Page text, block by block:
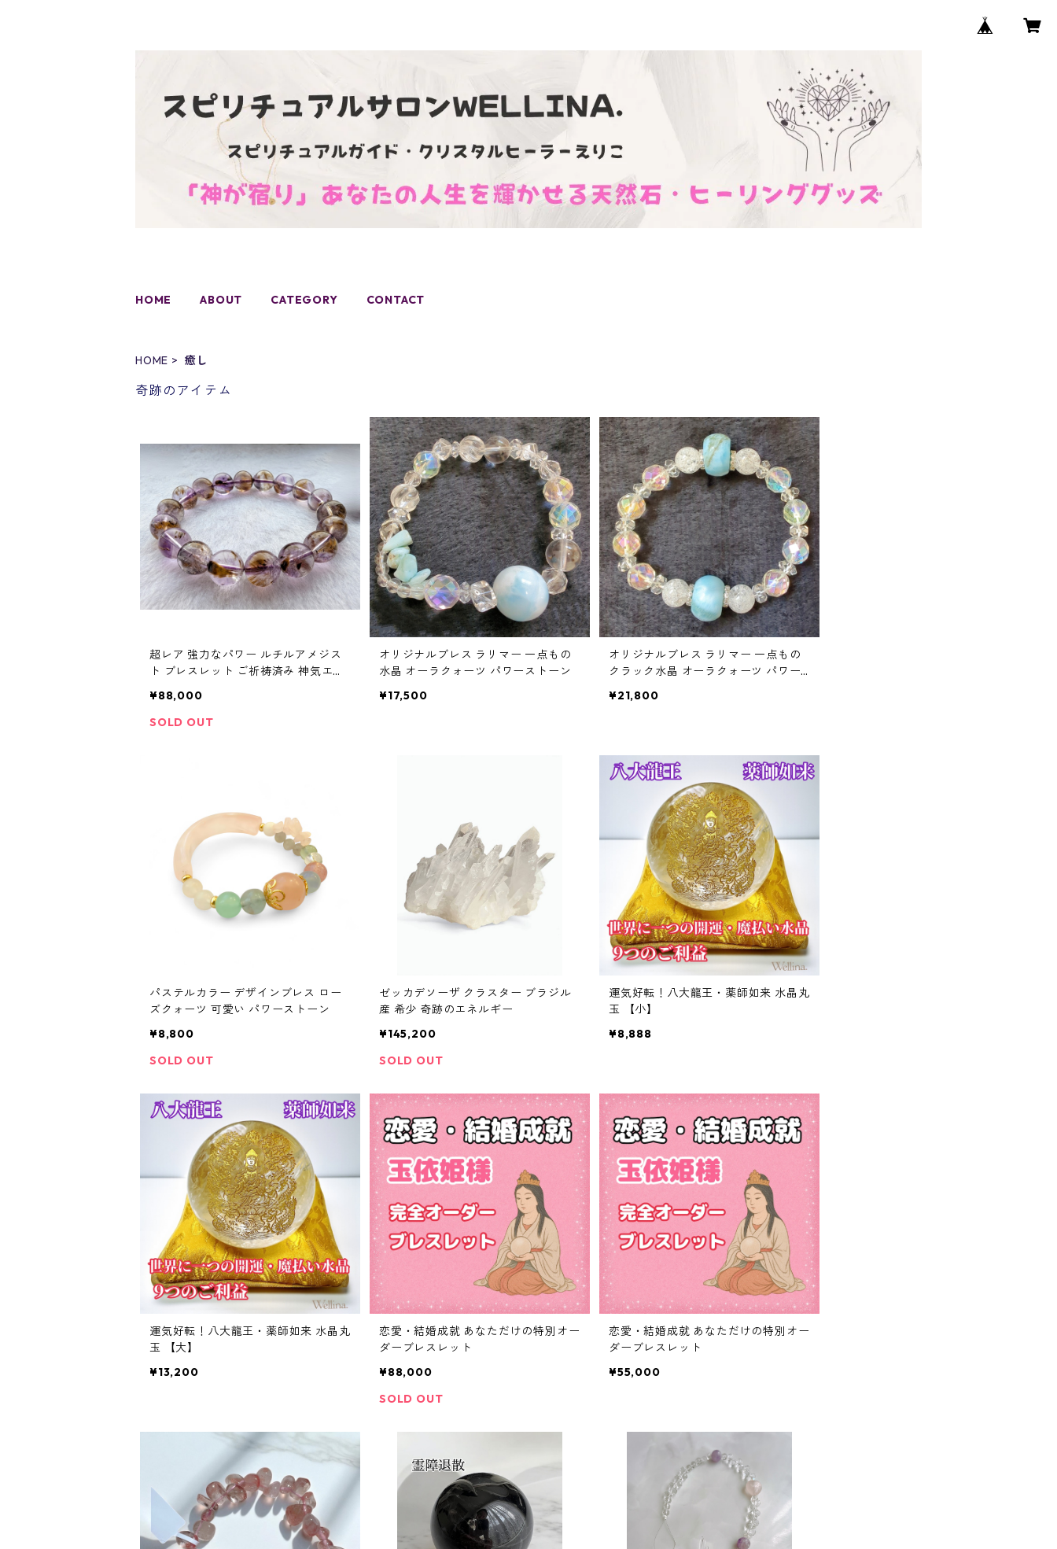
HOME ABOUT CATEGORY CONTACT
HOME 癒し
奇跡のアイテム
超レア 強力なパワー ルチルアメジス
ト ブレスレット ご祈祷済み 神気エネ
¥88,000
SOLD OUT
オリジナルブレス ラリマー 一点もの
水晶 オーラクォーツ パワーストーン
¥17,500
オリジナルブレス ラリマー 一点もの
クラック水晶 オーラクォーツ パワー
¥21,800
パステルカラー デザインブレス ロー
ズクォーツ 可愛い パワーストーン
¥8,800
SOLD OUT
ゼッカデソーザ クラスター ブラジル
産 希少 奇跡のエネルギー
¥145,200
SOLD OUT
運気好転！八大龍王・薬師如来 水晶丸
玉 【小】
¥8,888
運気好転！八大龍王・薬師如来 水晶丸
玉 【大】
¥13,200
恋愛・結婚成就 あなただけの特別オー
ダーブレスレット
¥88,000
SOLD OUT
恋愛・結婚成就 あなただけの特別オー
ダーブレスレット
¥55,000